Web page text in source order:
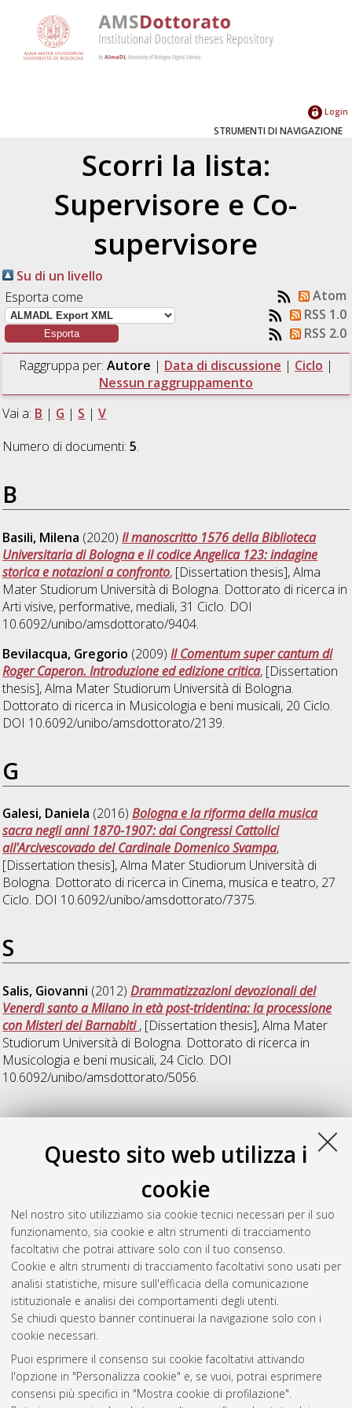
Questo sito web utilizza i
cookie
Nel nostro sito utilizziamo sia cookie tecnici necessari per il suo
funzionamento, sia cookie e altri strumenti di tracciamento
facoltativi che potrai attivare solo con il tuo consenso.
Cookie e altri strumenti di tracciamento facoltativi sono usati per
analisi statistiche, misure sull'efficacia della comunicazione
istituzionale e analisi dei comportamenti degli utenti.
Se chiudi questo banner continuerai la navigazione solo con i
cookie necessari.
Puoi esprimere il consenso sui cookie facoltativi attivando
l'opzione in "Personalizza cookie" e, se vuoi, potrai esprimere
consensi più specifici in "Mostra cookie di profilazione".
Login
STRUMENTI DI NAVIGAZIONE
Scorri la lista:
Supervisore e Co-
supervisore
Su di un livello
Esporta come
Atom
RSS 1.0
RSS 2.0
Raggruppa per: Autore | Data di discussione | Ciclo |
Nessun raggruppamento
Vai a: B | G | S |V
Numero di documenti:5.
B
Basili, Milena (2020)Il manoscritto 1576 della Biblioteca
Universitaria di Bologna e il codice Angelica 123: indagine
storica e notazioni a confronto, [Dissertation thesis], Alma
Mater Studiorum Università di Bologna. Dottorato di ricerca in
Arti visive, performative, mediali, 31 Ciclo. DOI
10.6092/unibo/amsdottorato/9404.
Bevilacqua, Gregorio (2009)Il Comentum super cantum di
Roger Caperon. Introduzione ed edizione critica, [Dissertation
thesis], Alma Mater Studiorum Università di Bologna.
Dottorato di ricerca in Musicologia e beni musicali, 20 Ciclo.
DOI 10.6092/unibo/amsdottorato/2139.
G
Galesi, Daniela (2016)Bologna e la riforma della musica
sacra negli anni 1870-1907: dai Congressi Cattolici
all'Arcivescovado del Cardinale Domenico Svampa,
[Dissertation thesis], Alma Mater Studiorum Università di
Bologna. Dottorato di ricerca in Cinema, musica e teatro, 27
Ciclo. DOI 10.6092/unibo/amsdottorato/7375.
S
Salis, Giovanni (2012)Drammatizzazioni devozionali del
Venerdì santo a Milano in età post-tridentina: la processione
con Misteri dei Barnabiti, [Dissertation thesis], Alma Mater
Studiorum Università di Bologna. Dottorato di ricerca in
Musicologia e beni musicali, 24 Ciclo. DOI
10.6092/unibo/amsdottorato/5056.
V
Vittorelli, Paolo (2014)Il trattato ‘Practica musice’ di
Franchino Gaffurio (1496). Genesi, tradizione del testo,
trascrizione interpretativa e traduzione.
Alma Mater Studiorum Università di Bologna. Dottorato di
ricerca inMusicologia e beni musicali, 25 Ciclo. DOI
10.6092/unibo/amsdottorato/6711.
Questa lista e' stata generata ilFri Aug 7 20:43:48 2026 CEST
Atom
Rss 1.0
Rss 2.0